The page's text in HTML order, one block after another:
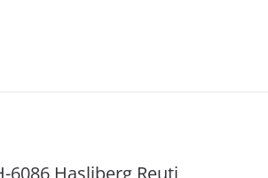
6086 Hasliberg Reuti